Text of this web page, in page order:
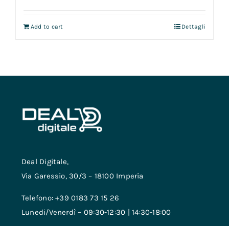
Add to cart Dettagli
Deal Digitale,
Via Garessio, 30/3 – 18100 Imperia
Telefono: +39 0183 73 15 26
Lunedi/Venerdì – 09:30-12:30 | 14:30-18:00